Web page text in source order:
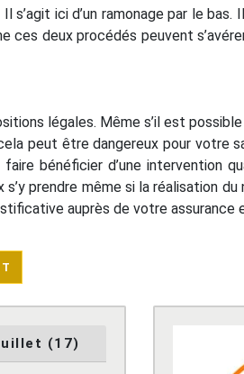
ici d’un ramonage par le
ces deux procédés peuvent
légales. Même s’il est
peut être dangereux pour votre
bénéficier d’une intervention
prendre même si la réalisation
auprès de votre assurance
(17)